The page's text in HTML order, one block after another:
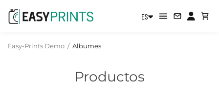
ES
Easy-Prints Demo / Albumes
Productos